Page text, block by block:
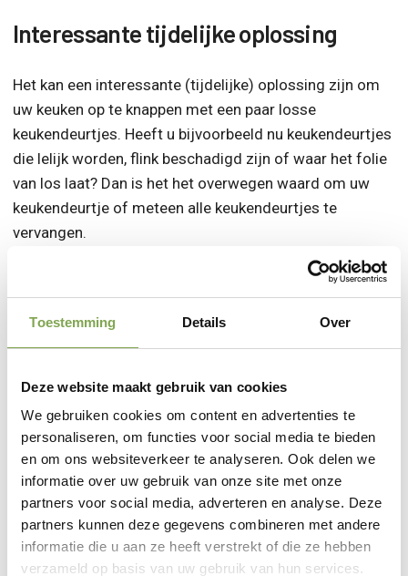
Toestemming Details Over
Deze website maakt gebruik van cookies
We gebruiken cookies om content en advertenties te
personaliseren, om functies voor social media te bieden
en om ons websiteverkeer te analyseren. Ook delen we
informatie over uw gebruik van onze site met onze
partners voor social media, adverteren en analyse. Deze
partners kunnen deze gegevens combineren met andere
informatie die u aan ze heeft verstrekt of die ze hebben
verzameld op basis van uw gebruik van hun services.
Interessante tijdelijke oplossing
Het kan een interessante (tijdelijke) oplossing zijn om
uw keuken op te knappen met een paar losse
keukendeurtjes. Heeft u bijvoorbeeld nu keukendeurtjes
die lelijk worden, flink beschadigd zijn of waar het folie
van los laat? Dan is het het overwegen waard om uw
keukendeurtje of meteen alle keukendeurtjes te
vervangen.
Groot kleurenassortiment
Ons assortiment bestaat uit een groot aanbod aan
verschillende kleuren en dessins. Kies een keukendeur
houtlook of egale kleur, wij helpen u graag. Bekijk de te
te kiezen kleuren voor uw keukenkastdeurtjes.
Bekijk alle kleuren